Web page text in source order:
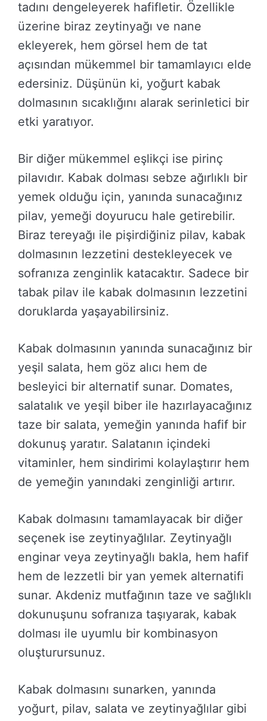
tadını dengeleyerek hafifletir. Özellikle
üzerine biraz zeytinyağı ve nane
ekleyerek, hem görsel hem de tat
açısından mükemmel bir tamamlayıcı elde
edersiniz. Düşünün ki, yoğurt kabak
dolmasının sıcaklığını alarak serinletici bir
etki yaratıyor.
Bir diğer mükemmel eşlikçi ise pirinç
pilavıdır. Kabak dolması sebze ağırlıklı bir
yemek olduğu için, yanında sunacağınız
pilav, yemeği doyurucu hale getirebilir.
Biraz tereyağı ile pişirdiğiniz pilav, kabak
dolmasının lezzetini destekleyecek ve
sofranıza zenginlik katacaktır. Sadece bir
tabak pilav ile kabak dolmasının lezzetini
doruklarda yaşayabilirsiniz.
Kabak dolmasının yanında sunacağınız bir
yeşil salata, hem göz alıcı hem de
besleyici bir alternatif sunar. Domates,
salatalık ve yeşil biber ile hazırlayacağınız
taze bir salata, yemeğin yanında hafif bir
dokunuş yaratır. Salatanın içindeki
vitaminler, hem sindirimi kolaylaştırır hem
de yemeğin yanındaki zenginliği artırır.
Kabak dolmasını tamamlayacak bir diğer
seçenek ise zeytinyağlılar. Zeytinyağlı
enginar veya zeytinyağlı bakla, hem hafif
hem de lezzetli bir yan yemek alternatifi
sunar. Akdeniz mutfağının taze ve sağlıklı
dokunuşunu sofranıza taşıyarak, kabak
dolması ile uyumlu bir kombinasyon
oluşturursunuz.
Kabak dolmasını sunarken, yanında
yoğurt, pilav, salata ve zeytinyağlılar gibi